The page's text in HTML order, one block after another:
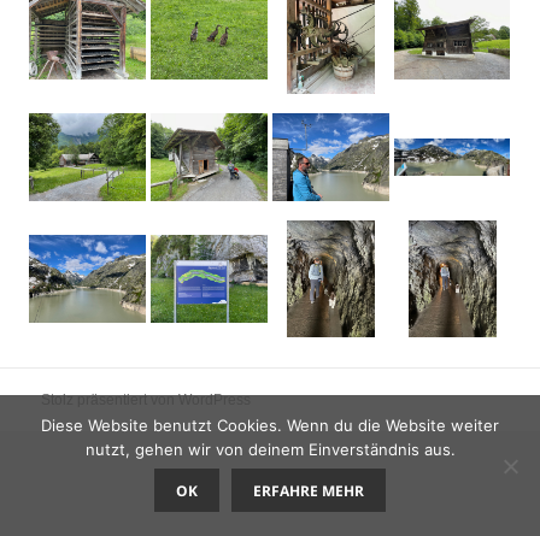
Stolz präsentiert von WordPress
Diese Website benutzt Cookies. Wenn du die Website weiter
nutzt, gehen wir von deinem Einverständnis aus.
OK ERFAHRE MEHR